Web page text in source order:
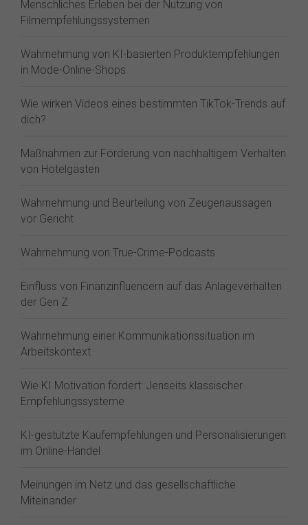
Menschliches Erleben bei der Nutzung von
Filmempfehlungssystemen
Wahrnehmung von KI-basierten Produktempfehlungen
in Mode-Online-Shops
Wie wirken Videos eines bestimmten TikTok-Trends auf
dich?
Maßnahmen zur Förderung von nachhaltigem Verhalten
von Hotelgästen
Wahrnehmung und Beurteilung von Zeugenaussagen
vor Gericht
Wahrnehmung von True-Crime-Podcasts
Einfluss von Finanzinfluencern auf das Anlageverhalten
der Gen Z⁠
Wahrnehmung einer Kommunikationssituation im
Arbeitskontext
Wie KI Motivation fördert: Jenseits klassischer
Empfehlungssysteme
KI-gestützte Kaufempfehlungen und Personalisierungen
im Online-Handel
Meinungen im Netz und das gesellschaftliche
Miteinander